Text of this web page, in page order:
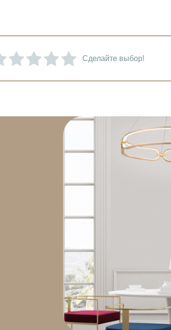
Сделайте выбор!